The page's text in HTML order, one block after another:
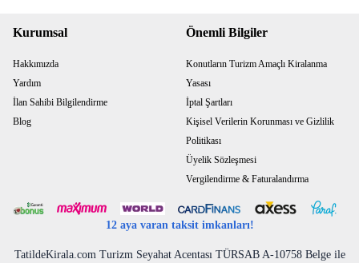
Kurumsal
Hakkımızda
Yardım
İlan Sahibi Bilgilendirme
Blog
Önemli Bilgiler
Konutların Turizm Amaçlı Kiralanma
Yasası
İptal Şartları
Kişisel Verilerin Korunması ve Gizlilik
Politikası
Üyelik Sözleşmesi
Vergilendirme & Faturalandırma
12 aya varan taksit imkanları!
TatildeKirala.com Turizm Seyahat Acentası TÜRSAB A-10758 Belge ile